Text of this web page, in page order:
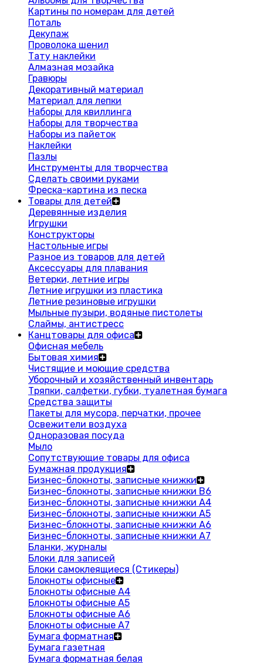
Картины по номерам для детей
Поталь
Декупаж
Проволока шенил
Тату наклейки
Алмазная мозайка
Гравюры
Декоративный материал
Материал для лепки
Наборы для квиллинга
Наборы для творчества
Наборы из пайеток
Наклейки
Пазлы
Инструменты для творчества
Сделать своими руками
Фреска-картина из песка
Товары для детей
Деревянные изделия
Игрушки
Конструкторы
Настольные игры
Разное из товаров для детей
Аксессуары для плавания
Ветерки, летние игры
Летние игрушки из пластика
Летние резиновые игрушки
Мыльные пузыри, водяные пистолеты
Слаймы, антистресс
Канцтовары для офиса
Офисная мебель
Бытовая химия
Чистящие и моющие средства
Уборочный и хозяйственный инвентарь
Тряпки, салфетки, губки, туалетная бумага
Средства защиты
Пакеты для мусора, перчатки, прочее
Освежители воздуха
Одноразовая посуда
Мыло
Сопутствующие товары для офиса
Бумажная продукция
Бизнес-блокноты, записные книжки
Бизнес-блокноты, записные книжки В6
Бизнес-блокноты, записные книжки A4
Бизнес-блокноты, записные книжки А5
Бизнес-блокноты, записные книжки А6
Бизнес-блокноты, записные книжки А7
Бланки, журналы
Блоки для записей
Блоки самоклеящиеся (Стикеры)
Блокноты офисные
Блокноты офисные A4
Блокноты офисные A5
Блокноты офисные A6
Блокноты офисные A7
Бумага форматная
Бумага газетная
Бумага форматная белая